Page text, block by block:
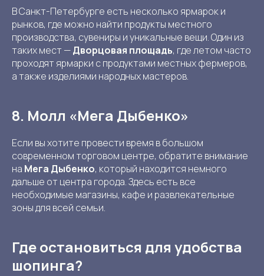
В Санкт-Петербурге есть несколько ярмарок и
рынков, где можно найти продукты местного
производства, сувениры и уникальные вещи. Один из
таких мест —Дворцовая площадь, где летом часто
проходят ярмарки с продуктами местных фермеров,
а также изделиями народных мастеров.
8. Молл «Мега Дыбенко»
Если вы хотите провести время в большом
современном торговом центре, обратите внимание
на Мега Дыбенко, который находится немного
дальше от центра города. Здесь есть все
необходимые магазины, кафе и развлекательные
зоны для всей семьи.
Где остановиться для удобства
шопинга?